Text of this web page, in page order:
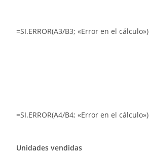
=SI.ERROR(A3/B3; «Error en el cálculo»)
=SI.ERROR(A4/B4; «Error en el cálculo»)
Unidades vendidas